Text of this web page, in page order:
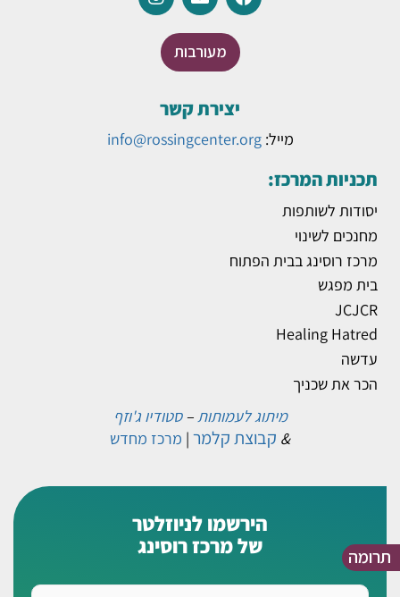
תרומה
מעורבות
יצירת קשר
מייל:info@rossingcenter.org
תכניות המרכז:
יסודות לשותפות
מחנכים לשינוי
מרכז רוסינג בבית הפתוח
בית מפגש
JCJCR
Healing Hatred
עדשה
הכר את שכניך
מיתוג לעמותות–סטודיו ג'וזף
& קבוצת קלמר | מרכז מחדש
הירשמו לניוזלטר
של מרכז רוסינג
שם